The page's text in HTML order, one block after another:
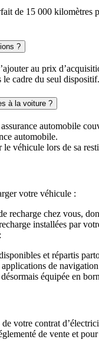
de 15 000 kilomètres
?
au prix
le cadre du seul dispositif.
à la voiture ?
automobile
automobile.
véhicule lors de sa
votre véhicule :
recharge chez vous,
installées par
et répartis
de
équipée en
votre contrat
de vente et